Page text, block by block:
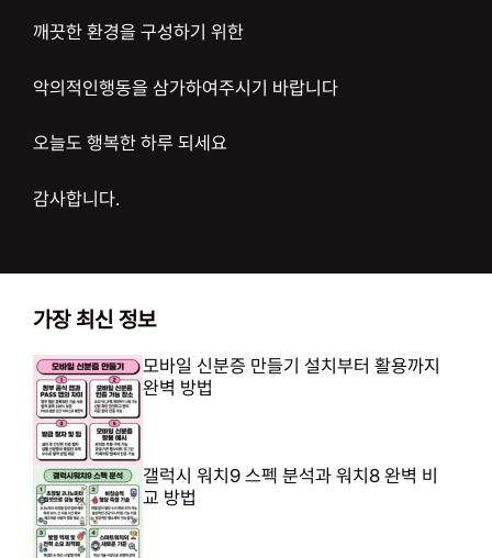
깨끗한 환경을 구성하기 위한
악의적인행동을 삼가하여주시기 바랍니다
오늘도 행복한 하루 되세요
감사합니다.
가장 최신 정보
모바일 신분증 만들기 설치부터 활용까지
완벽 방법
갤럭시 워치9 스펙 분석과 워치8 완벽 비
교 방법